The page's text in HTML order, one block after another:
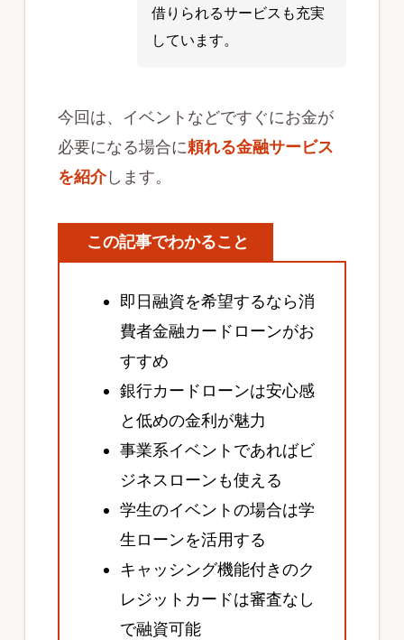
借りられるサービスも充実
しています。
今回は、イベントなどですぐにお金が
必要になる場合に頼れる金融サービス
を紹介します。
この記事でわかること
即日融資を希望するなら消
費者金融カードローンがお
すすめ
銀行カードローンは安心感
と低めの金利が魅力
事業系イベントであればビ
ジネスローンも使える
学生のイベントの場合は学
生ローンを活用する
キャッシング機能付きのク
レジットカードは審査なし
で融資可能